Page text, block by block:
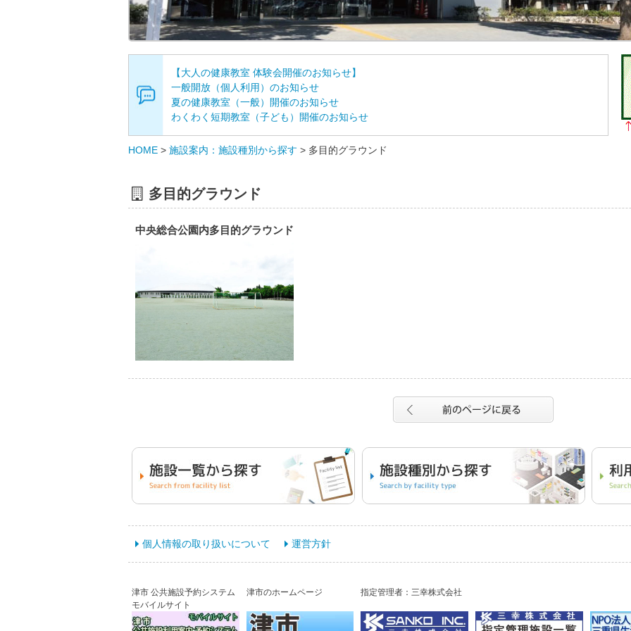
【大人の健康教室 体験会開催のお知らせ】
一般開放（個人利用）のお知らせ
夏の健康教室（一般）開催のお知らせ
わくわく短期教室（子ども）開催のお知らせ
HOME > 施設案内：施設種別から探す > 多目的グラウンド
多目的グラウンド
中央総合公園内多目的グラウンド
個人情報の取り扱いについて 運営方針
津市 公共施設予約システム
モバイルサイト
津市のホームページ 指定管理者：三幸株式会社